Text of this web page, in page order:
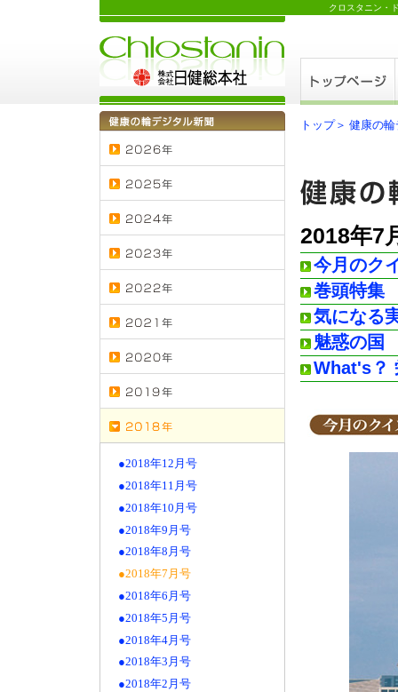
クロスタニン・
●2018年12月号
●2018年11月号
●2018年10月号
●2018年9月号
●2018年8月号
●2018年7月号
●2018年6月号
●2018年5月号
●2018年4月号
●2018年3月号
●2018年2月号
トップ＞ 健康の
2018年7
今月のク
巻頭特集
気になる
魅惑の国
What's？